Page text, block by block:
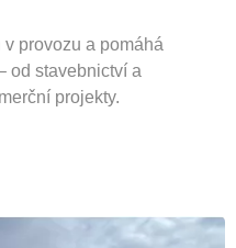
provozu a pomáhá
od stavebnictví a
projekty.